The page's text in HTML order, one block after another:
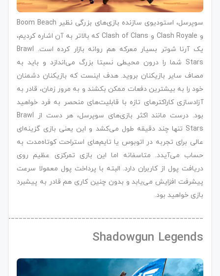
سوپرسل،‌ استودیوی سازنده بازی‌های بزرگی نظیر Boom Beach
و Clash Royale و Clash of Clans که بالاتر به آن اشاره کردیم،
یک آرنا شوتر بسیار معرکه هم روانه بازار کرده است. Brawl
Stars شما را درون محیطی نسبتا بزرگ می‌اندازد و باید به
مصاف سایر بازیکنان بروید. هدف اینست که بازیکنان دشمنان
خود را به بیشترین دفعات ممکن بکشند و به مرور زمان، قادر به
آزادسازی کاراکترهای تازه با قابلیت‌های منحصر به فرد خواهید
بود. درست مانند اکثر بازی‌های سوپرسل، هر دست از Brawl
Stars تنها چند دقیقه طول می‌کشد و این یعنی بازی گزینه‌ای
عالی برای تجربه در اتوبوس یا تایم‌های استراحت کوتاه‌مدت به
حساب می‌آیدد. متاسفانه اما این بازی تمرکزی عظیم روی
دریافت پول از کاربران دارد. البته با پرداخت پول معمولا سرعت
پیشرفت افزایش می‌یابد و بدون چنین کاری هم قادر به پیشبرد
بازی خواهید بود.
Shadowgun Legends